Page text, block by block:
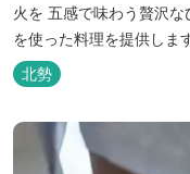
火を 五感で味わう贅沢なひととき HINOMORIは
を使った料理を提供しま
りを海産物にまとわせた
とローストしたり。炎が
島竜司。探...
北勢